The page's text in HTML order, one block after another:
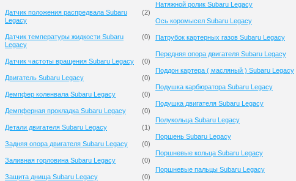
Датчик положения распредвала Subaru
Legacy
(2)
Датчик температуры жидкости Subaru
Legacy
(0)
Датчик частоты вращения Subaru Legacy (0)
Двигатель Subaru Legacy (0)
Демпфер коленвала Subaru Legacy (0)
Демпферная прокладка Subaru Legacy (0)
Детали двигателя Subaru Legacy (1)
Задняя опора двигателя Subaru Legacy (0)
Заливная горловина Subaru Legacy (0)
Защита днища Subaru Legacy (0)
Натяжной ролик Subaru Legacy
Ось коромысел Subaru Legacy
Патрубок картерных газов Subaru Legacy
Передняя опора двигателя Subaru Legacy
Поддон картера ( масляный ) Subaru Legacy
Подушка карбюратора Subaru Legacy
Подушка двигателя Subaru Legacy
Полукольца Subaru Legacy
Поршень Subaru Legacy
Поршневые кольца Subaru Legacy
Поршневые пальцы Subaru Legacy